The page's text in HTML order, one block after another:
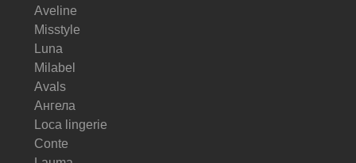
Aveline
Misstyle
Luna
Milabel
Avals
Ангела
Loca lingerie
Conte